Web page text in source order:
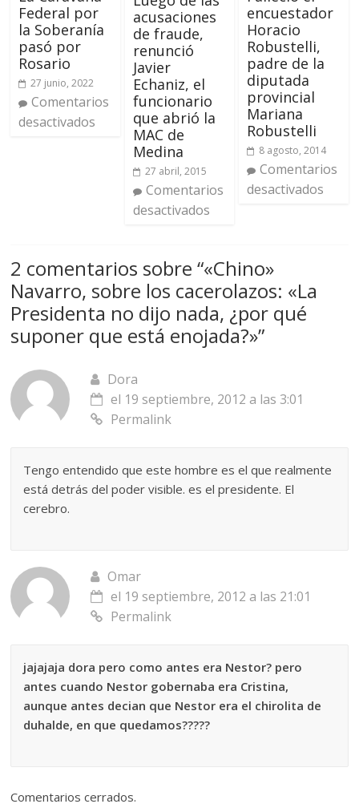
Federal por
la Soberanía
pasó por
Rosario
27 junio, 2022
Comentarios
desactivados
acusaciones
de fraude,
renunció
Javier
Echaniz, el
funcionario
que abrió la
MAC de
Medina
27 abril, 2015
Comentarios
desactivados
encuestador
Horacio
Robustelli,
padre de la
diputada
provincial
Mariana
Robustelli
8 agosto, 2014
Comentarios
desactivados
2 comentarios sobre “«Chino»
Navarro, sobre los cacerolazos: «La
Presidenta no dijo nada, ¿por qué
suponer que está enojada?»”
Dora
el 19 septiembre, 2012 a las 3:01
Permalink
Tengo entendido que este hombre es el que realmente
está detrás del poder visible. es el presidente. El
cerebro.
Omar
el 19 septiembre, 2012 a las 21:01
Permalink
jajajaja dora pero como antes era Nestor? pero
antes cuando Nestor gobernaba era Cristina,
aunque antes decian que Nestor era el chirolita de
duhalde, en que quedamos?????
Comentarios cerrados.